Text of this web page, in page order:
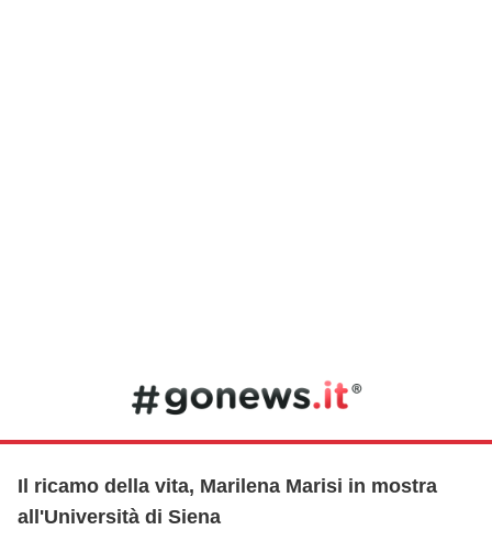
Il ricamo della vita, Marilena Marisi in mostra
all'Università di Siena